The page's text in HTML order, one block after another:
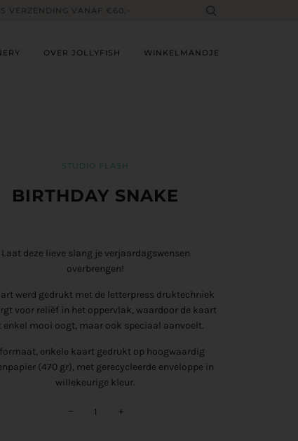
VERZENDING VANAF €60,-
OVER JOLLYFISH WINKELMANDJE
STUDIO FLASH
BIRTHDAY SNAKE
Laat deze lieve slang je verjaardagswensen
overbrengen!
werd gedrukt met de letterpress druktechniek
voor reliëf in het oppervlak, waardoor de kaart
enkel mooi oogt, maar ook speciaal aanvoelt.
, enkele kaart gedrukt op hoogwaardig
(470 gr), met gerecycleerde enveloppe in
willekeurige kleur.
− +